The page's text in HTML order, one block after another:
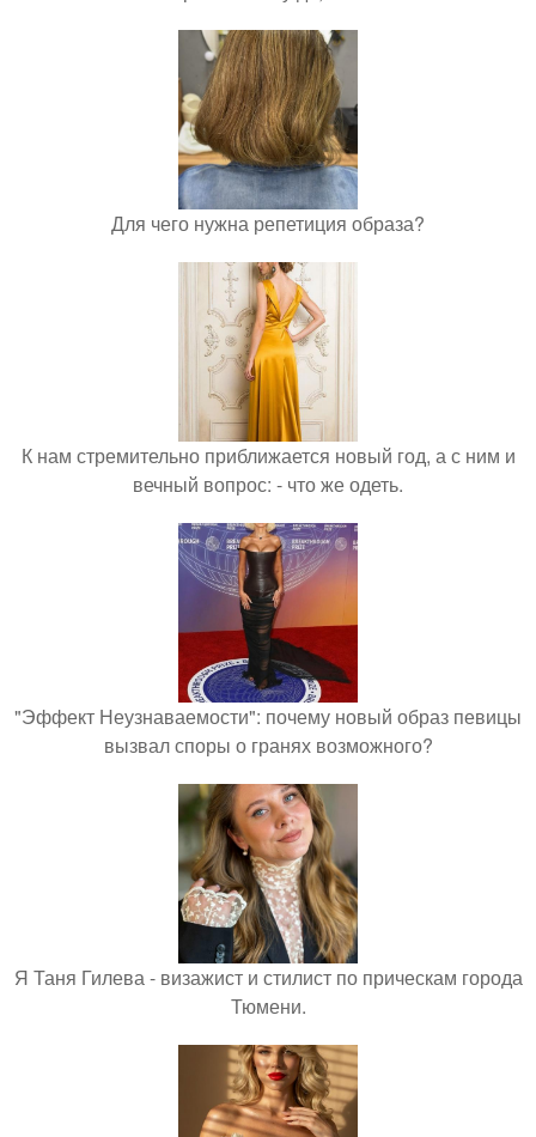
Для чего нужна репетиция образа?
К нам стремительно приближается новый год, а с ним и
вечный вопрос: - что же одеть.
"Эффект Неузнаваемости": почему новый образ певицы
вызвал споры о гранях возможного?
Я Таня Гилева - визажист и стилист по прическам города
Тюмени.